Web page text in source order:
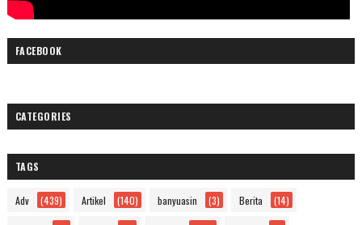
FACEBOOK
CATEGORIES
TAGS
Adv (439) Artikel (140) banyuasin (3) Berita (14)